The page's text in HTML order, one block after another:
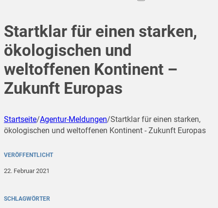
Startklar für einen starken,
ökologischen und
weltoffenen Kontinent –
Zukunft Europas
Startseite/Agentur-Meldungen/Startklar für einen starken,
ökologischen und weltoffenen Kontinent - Zukunft Europas
VERÖFFENTLICHT
22. Februar 2021
SCHLAGWÖRTER